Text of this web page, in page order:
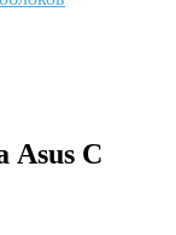
Asus C